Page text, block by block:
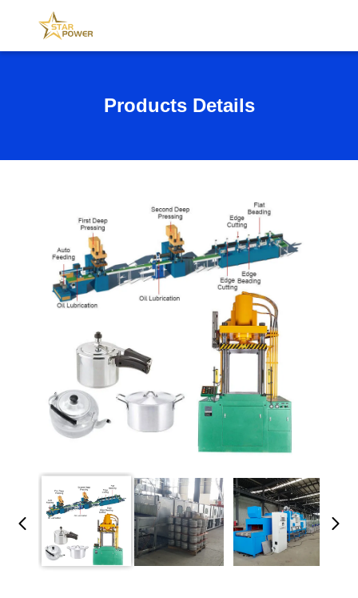
Products Details